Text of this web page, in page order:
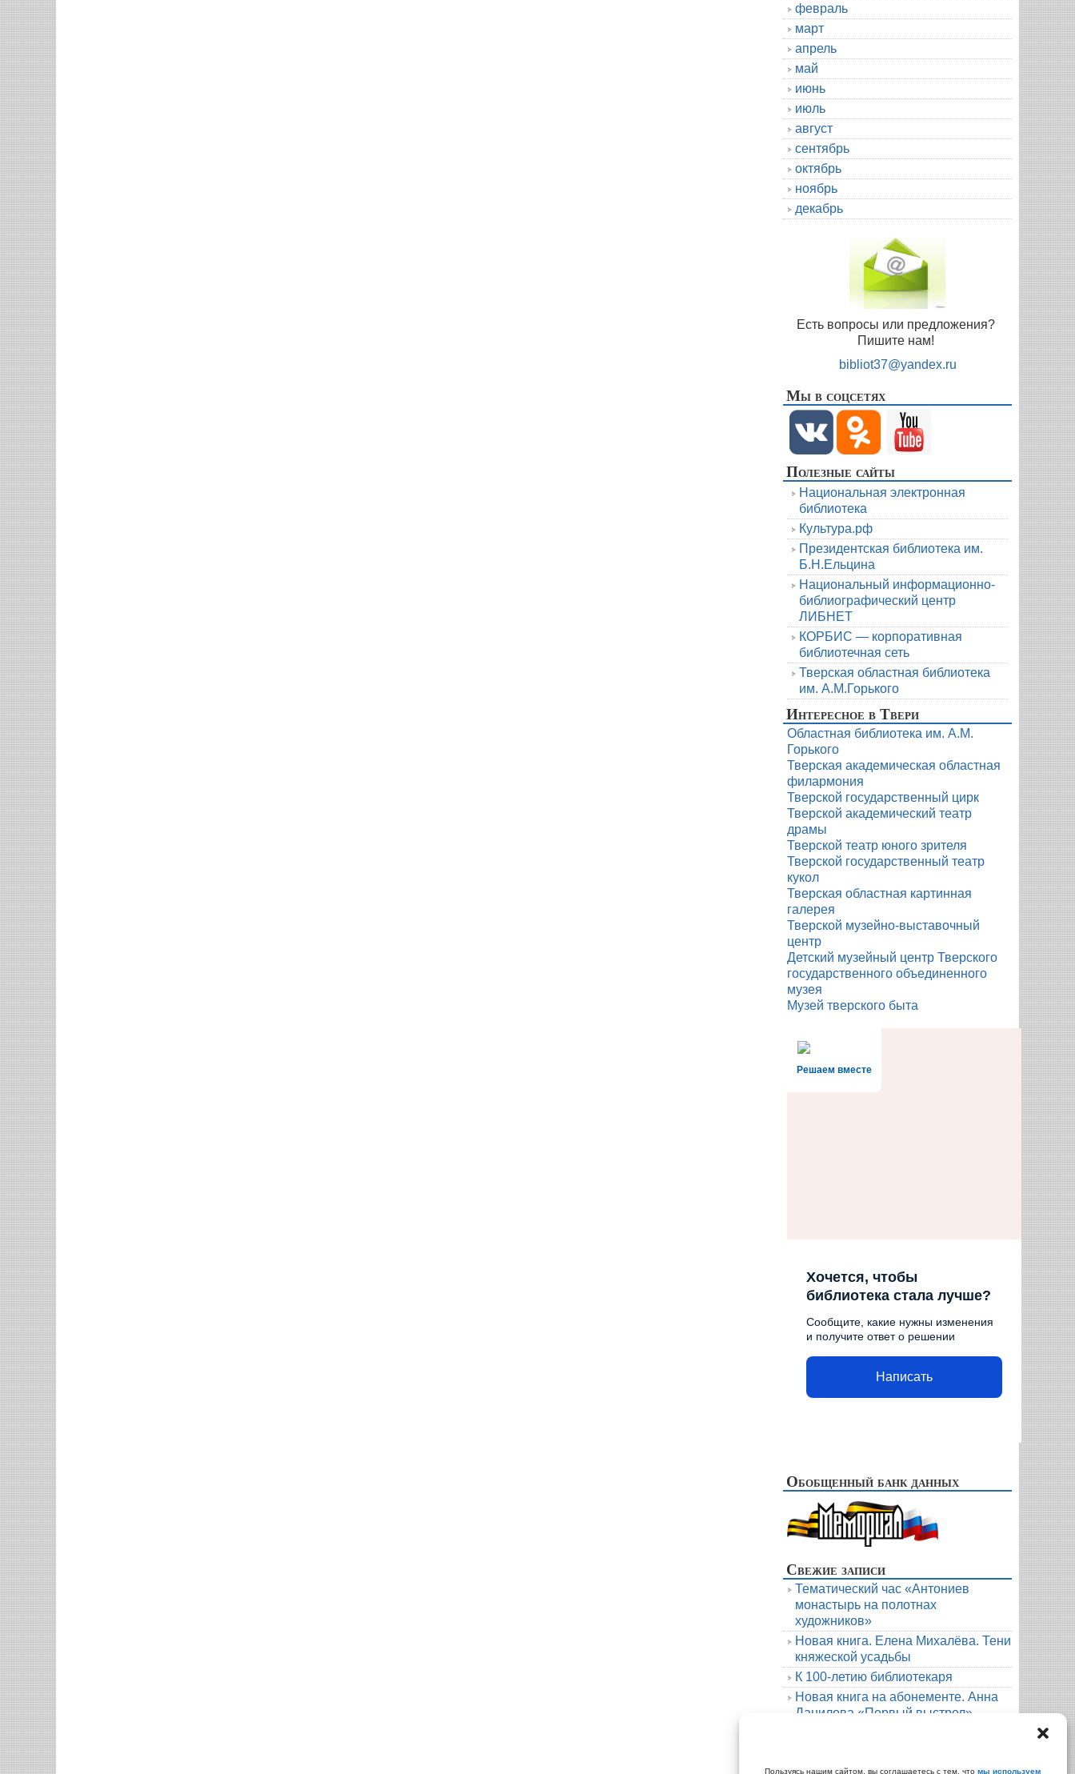
Пользуясь нашим сайтом, вы соглашаетесь с тем, что мы используем
февраль
март
апрель
май
июнь
июль
август
сентябрь
октябрь
ноябрь
декабрь
Есть вопросы или предложения?
Пишите нам!
bibliot37@yandex.ru
Мы в соцсетях
Полезные сайты
Национальная электронная
библиотека
Культура.рф
Президентская библиотека им.
Б.Н.Ельцина
Национальный информационно-
библиографический центр
ЛИБНЕТ
КОРБИС — корпоративная
библиотечная сеть
Тверская областная библиотека
им. А.М.Горького
Интересное в Твери
Областная библиотека им. А.М.
Горького
Тверская академическая областная
филармония
Тверской государственный цирк
Тверской академический театр
драмы
Тверской театр юного зрителя
Тверской государственный театр
кукол
Тверская областная картинная
галерея
Тверской музейно-выставочный
центр
Детский музейный центр Тверского
государственного объединенного
музея
Музей тверского быта
Решаем вместе
Хочется, чтобы
библиотека стала лучше?
Сообщите, какие нужны изменения
и получите ответ о решении
Написать
Обобщенный банк данных
Свежие записи
Тематический час «Антониев
монастырь на полотнах
художников»
Новая книга. Елена Михалёва. Тени
княжеской усадьбы
К 100-летию библиотекаря
Новая книга на абонементе. Анна
Данилова «Первый выстрел»